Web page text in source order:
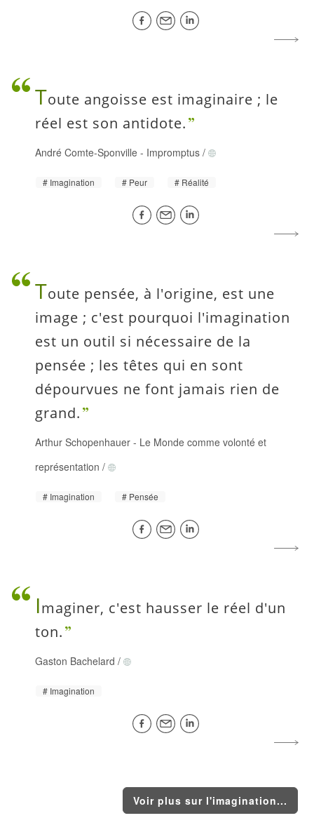
Toute angoisse est imaginaire ; le
réel est son antidote.
André Comte-Sponville - Impromptus /
Imagination Peur Réalité
Toute pensée, à l'origine, est une
image ; c'est pourquoi l'imagination
est un outil si nécessaire de la
pensée ; les têtes qui en sont
dépourvues ne font jamais rien de
grand.
Arthur Schopenhauer - Le Monde comme volonté et
représentation /
Imagination Pensée
Imaginer, c'est hausser le réel d'un
ton.
Gaston Bachelard /
Imagination
Voir plus sur l'imagination...